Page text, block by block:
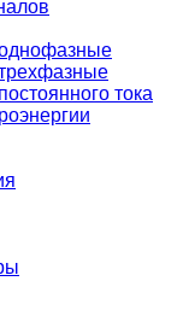
тока